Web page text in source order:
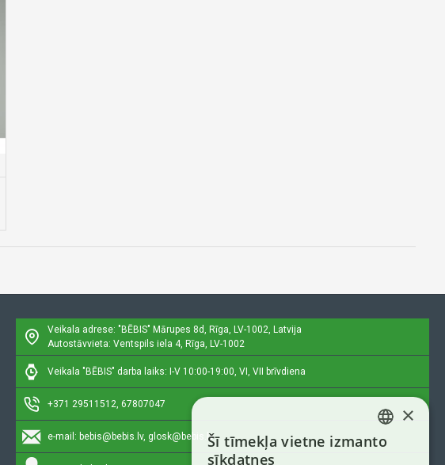
Veikala adrese: "BĒBIS" Mārupes 8d, Rīga, LV-1002, Latvija
Autostāvvieta: Ventspils iela 4, Rīga, LV-1002
Veikala "BĒBIS" darba laiks: I-V 10:00-19:00, VI, VII brīvdiena
+371 29511512, 67807047
e-mail: bebis@bebis.lv, glosk@bebis.lv
LATVIAN
×
Šī tīmekļa vietne izmanto
sīkdatnes